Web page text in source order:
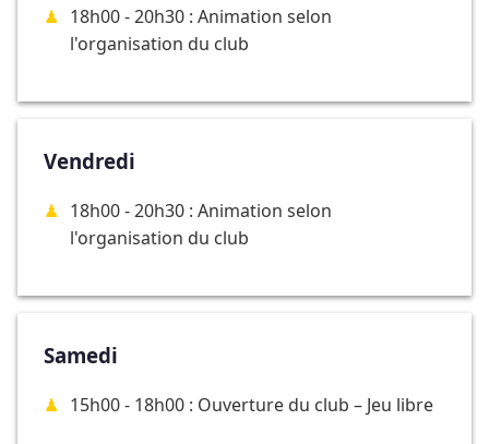
18h00 - 20h30 : Animation selon
l'organisation du club
Vendredi
18h00 - 20h30 : Animation selon
l'organisation du club
Samedi
15h00 - 18h00 : Ouverture du club – Jeu libre